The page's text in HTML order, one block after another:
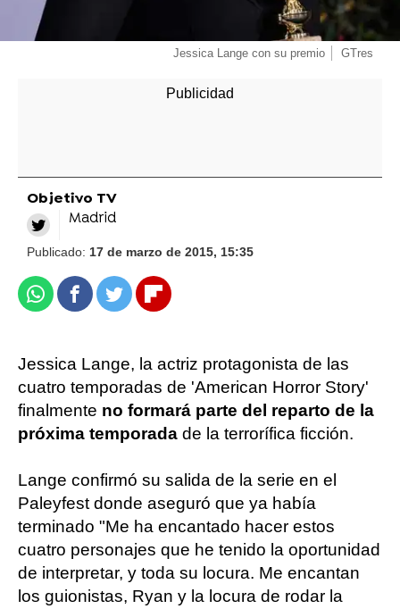
Jessica Lange con su premio GTres
Objetivo TV
Madrid
Publicado: 17 de marzo de 2015, 15:35
WhatsappFacebook
TwitterFlipboard
Jessica Lange, la actriz protagonista de las
cuatro temporadas de 'American Horror Story'
finalmente no formará parte del reparto de la
próxima temporada de la terrorífica ficción.
Lange confirmó su salida de la serie en el
Paleyfest donde aseguró que ya había
terminado "Me ha encantado hacer estos
cuatro personajes que he tenido la oportunidad
de interpretar, y toda su locura. Me encantan
los guionistas, Ryan y la locura de rodar la